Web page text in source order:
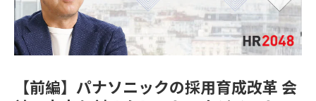
【前編】パナソニックの採用育成改革 会